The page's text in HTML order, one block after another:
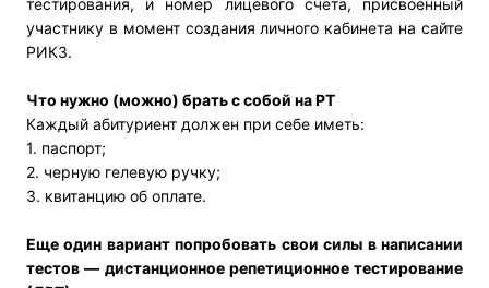
тестирования, и номер лицевого счета, присвоенный
участнику в момент создания личного кабинета на сайте
РИКЗ.
Что нужно (можно) брать с собой на РТ
Каждый абитуриент должен при себе иметь:
1. паспорт;
2. черную гелевую ручку;
3. квитанцию об оплате.
Еще один вариант попробовать свои силы в написании
тестов — дистанционное репетиционное тестирование